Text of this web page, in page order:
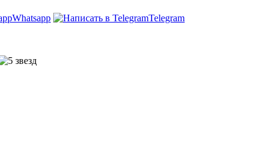
Whatsapp
Telegram